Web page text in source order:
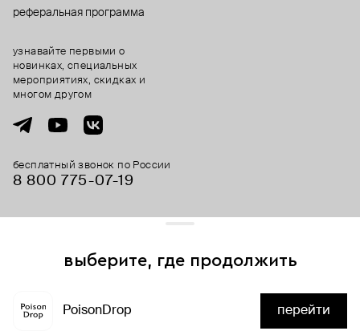
реферальная программа
бесплатный звонок по России
8 800 775⁠-07⁠-19
узнавайте первыми о
новинках, специальных
мероприятиях, скидках и
многом другом
выберите, где продолжить
PoisonDrop перейти
и сервисы аналитики. Продолжая его использование,
вы соглашаетесь с нашим